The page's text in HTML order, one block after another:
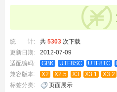
统 计: 共 5303 次下载
更新日期:
2012-07-09
适配编码:
GBK UTF8SC UTF8TC
兼容版本:
X2 X2.5 X3 X3.1 X3.2
标签分类:
页面展示